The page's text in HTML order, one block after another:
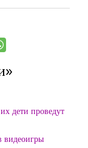
дети проведут
видеоигры